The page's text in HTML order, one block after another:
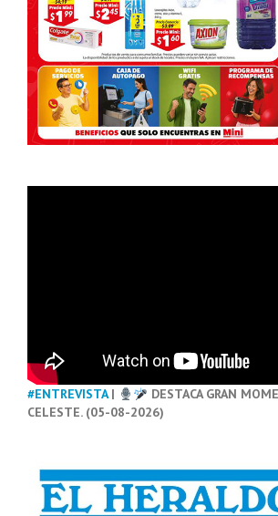
#ENTREVISTA|
DESTACA GRAN
CELESTE. (05-08-2026)